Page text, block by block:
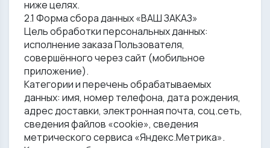
ниже целях.
2.1 Форма сбора данных «ВАШ ЗАКАЗ»
Цель обработки персональных данных:
исполнение заказа Пользователя,
совершённого через сайт (мобильное
приложение).
Категории и перечень обрабатываемых
данных: имя, номер телефона, дата рождения,
адрес доставки, электронная почта, соц.сеть,
сведения файлов «cookie», сведения
метрического сервиса «Яндекс.Метрика».